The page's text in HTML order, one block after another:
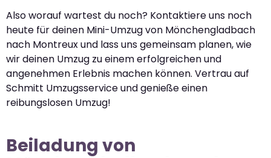
Also worauf wartest du noch? Kontaktiere uns noch
heute für deinen Mini-Umzug von Mönchengladbach
nach Montreux und lass uns gemeinsam planen, wie
wir deinen Umzug zu einem erfolgreichen und
angenehmen Erlebnis machen können. Vertrau auf
Schmitt Umzugsservice und genieße einen
reibungslosen Umzug!
Beiladung von